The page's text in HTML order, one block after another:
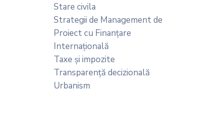
Stare civila
Strategii de Management de
Proiect cu Finanțare
Internațională
Taxe și impozite
Transparență decizională
Urbanism